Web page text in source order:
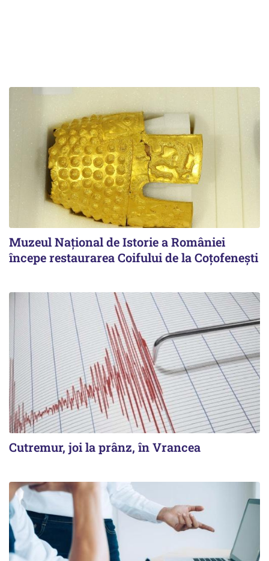
Muzeul Național de Istorie a României
începe restaurarea Coifului de la Coțofenești
Cutremur, joi la prânz, în Vrancea